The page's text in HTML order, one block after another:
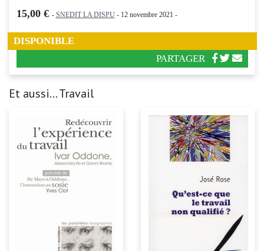
15,00 € - SNEDIT LA DISPU- 12 novembre 2021 -
DISPONIBLE
PARTAGER
Et aussi... Travail